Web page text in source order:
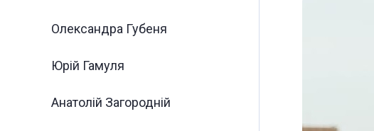
Олександра Губеня
Юрій Гамуля
Анатолій Загородній